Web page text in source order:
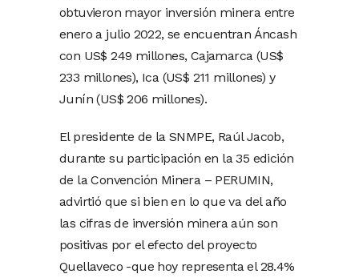
obtuvieron mayor inversión minera entre
enero a julio 2022, se encuentran Áncash
con US$ 249 millones, Cajamarca (US$
233 millones), Ica (US$ 211 millones) y
Junín (US$ 206 millones).
El presidente de la SNMPE, Raúl Jacob,
durante su participación en la 35 edición
de la Convención Minera – PERUMIN,
advirtió que si bien en lo que va del año
las cifras de inversión minera aún son
positivas por el efecto del proyecto
Quellaveco -que hoy representa el 28.4%